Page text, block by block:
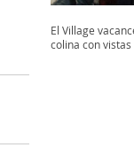
El Village
colina con